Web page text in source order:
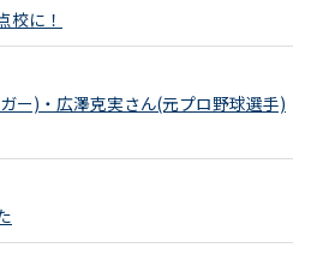
校に！
ー)・広澤克実さん(元プロ野球選手)